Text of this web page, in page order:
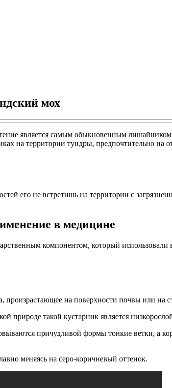
мох
является самым обыкновенным
на территории тундры, предпочтительно на
его не встретишь на территории с
в медицине
компонентом, который
на поверхности почвы или на
природе такой кустарник является
причудливой формы тонкие ветки, а
меняясь на серо-коричневый оттенок.